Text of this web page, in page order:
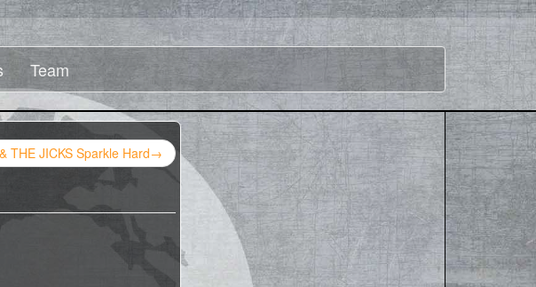
Team
THE JICKS Sparkle Hard→